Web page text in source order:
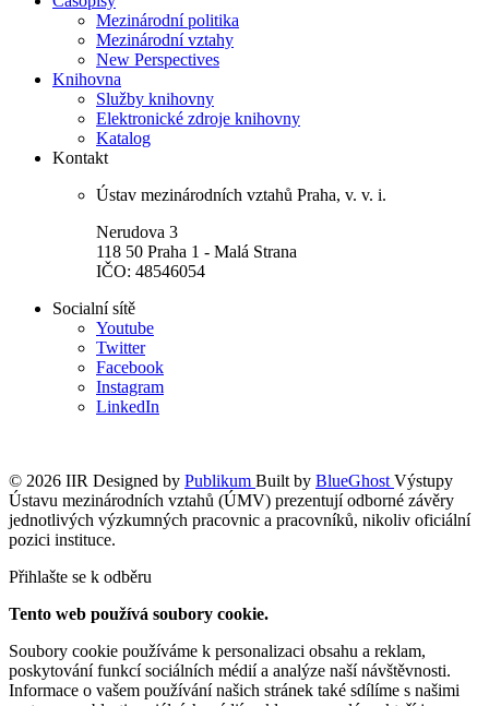
Mezinárodní politika
Mezinárodní vztahy
New Perspectives
Knihovna
Služby knihovny
Elektronické zdroje knihovny
Katalog
Kontakt
Ústav mezinárodních vztahů Praha, v. v. i.
Nerudova 3
118 50 Praha 1 - Malá Strana
IČO: 48546054
Socialní sítě
Youtube
Twitter
Facebook
Instagram
LinkedIn
© 2026 IIR Designed by Publikum Built by BlueGhost Výstupy
Ústavu mezinárodních vztahů (ÚMV) prezentují odborné závěry
jednotlivých výzkumných pracovnic a pracovníků, nikoliv oficiální
pozici instituce.
Přihlašte se k odběru
Tento web používá soubory cookie.
Soubory cookie používáme k personalizaci obsahu a reklam,
poskytování funkcí sociálních médií a analýze naší návštěvnosti.
Informace o vašem používání našich stránek také sdílíme s našimi